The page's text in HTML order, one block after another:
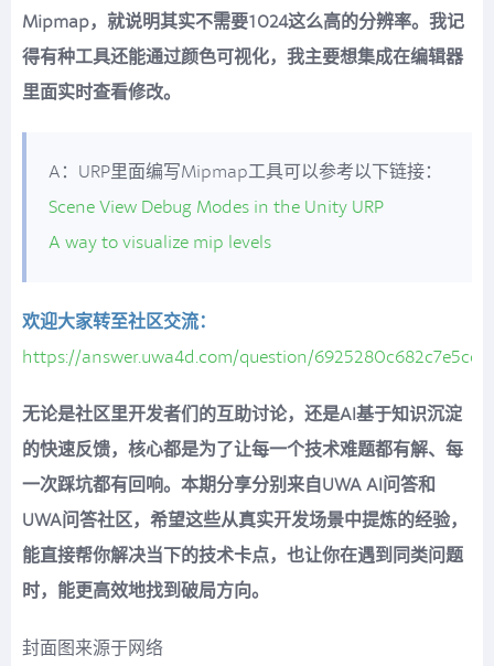
Mipmap，就说明其实不需要1024这么高的分辨率。我记
得有种工具还能通过颜色可视化，我主要想集成在编辑器
里面实时查看修改。
A：URP里面编写Mipmap工具可以参考以下链接：
Scene View Debug Modes in the Unity URP
A way to visualize mip levels
欢迎大家转至社区交流：
https://answer.uwa4d.com/question/
无论是社区里开发者们的互助讨论，还是AI基于知识沉淀
的快速反馈，核心都是为了让每一个技术难题都有解、每
一次踩坑都有回响。本期分享分别来自UWA AI问答和
UWA问答社区，希望这些从真实开发场景中提炼的经验，
能直接帮你解决当下的技术卡点，也让你在遇到同类问题
时，能更高效地找到破局方向。
封面图来源于网络